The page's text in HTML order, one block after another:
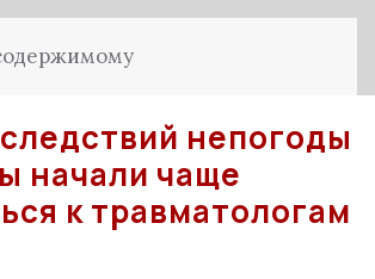
непогоды
начали чаще
к травматологам